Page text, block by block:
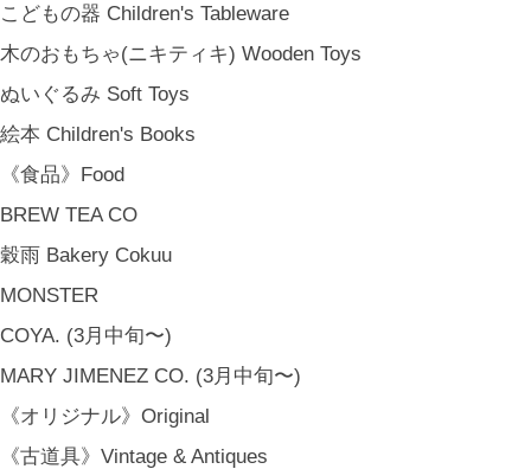
こどもの器 Children's Tableware
木のおもちゃ(ニキティキ) Wooden Toys
ぬいぐるみ Soft Toys
絵本 Children's Books
《食品》Food
BREW TEA CO
穀雨 Bakery Cokuu
MONSTER
COYA. (3月中旬〜)
MARY JIMENEZ CO. (3月中旬〜)
《オリジナル》Original
《古道具》Vintage & Antiques